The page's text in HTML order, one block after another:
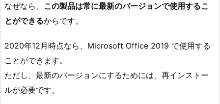
なぜなら、 この製品は常に最新のバージョンで使用するこ
とができるからです。
2020年12月時点なら、Microsoft Office 2019 で使用する
ことができます。
ただし、最新のバージョンにするためには、再インストー
ルが必要です。